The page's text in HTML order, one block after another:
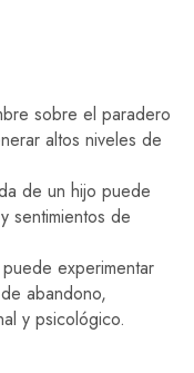
sobre el paradero
altos niveles de
de un hijo puede
sentimientos de
experimentar
abandono,
y psicológico.